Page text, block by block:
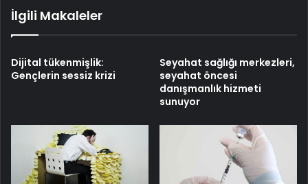
İlgili Makaleler
Dijital tükenmişlik:
Gençlerin sessiz krizi
Seyahat sağlığı merkezleri,
seyahat öncesi
danışmanlık hizmeti
sunuyor